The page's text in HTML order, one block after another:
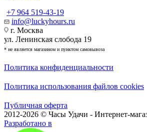
+7 964 519-43-19
info@luckyhours.ru
г. Москва
ул. Ленинская слобода 19
* не является магазином и пунктом самовывоза
Политика конфиденциальности
Политика использования файлов cookies
Публичная оферта
2012-2026 © Часы Удачи - Интернет-
Разработано в